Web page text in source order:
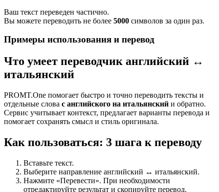
Ваш текст переведен частично.
Вы можете переводить не более 5000 символов за один раз.
Примеры использования и перевод
Что умеет переводчик английский ↔
итальянский
PROMT.One помогает быстро и точно переводить тексты и
отдельные слова с английского на итальянский и обратно.
Сервис учитывает контекст, предлагает варианты перевода и
помогает сохранять смысл и стиль оригинала.
Как пользоваться: 3 шага к переводу
Вставьте текст.
Выберите направление английский ↔ итальянский.
Нажмите «Перевести». При необходимости
отредактируйте результат и скопируйте перевод.